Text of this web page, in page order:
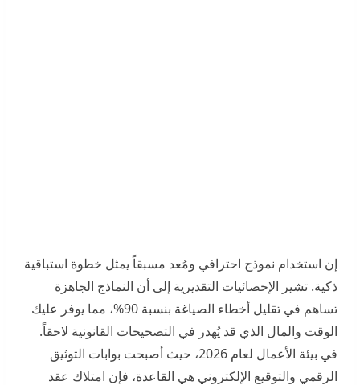
إن استخدام نموذج احترافي ومُعد مسبقاً يمثل خطوة استباقية
ذكية. تشير الإحصائيات التقديرية إلى أن النماذج الجاهزة
تساهم في تقليل أخطاء الصياغة بنسبة 90%، مما يوفر عليك
الوقت والمال الذي قد يُهدر في التصحيحات القانونية لاحقاً.
في بيئة الأعمال لعام 2026، حيث أصبحت بوابات التوثيق
الرقمي والتوقيع الإلكتروني هي القاعدة، فإن امتلاك عقد